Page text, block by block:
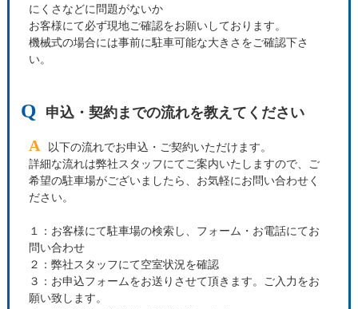
にくさなどに問題がないか
お客様にて必ず現地ご確認をお願いしております。
機械式の場合には事前に駐車可能な大きさをご確認下さ
い。
Q 申込・契約までの流れを教えてください
A
以下の流れでお申込・ご契約いただけます。
詳細な流れは弊社スタッフにてご案内いたしますので、ご
希望の駐車場がございましたら、お気軽にお問い合わせく
ださい。
１：お客様にて駐車場の検索し、フォーム・お電話にてお
問い合わせ
２：弊社スタッフにて空室状況を確認
３：お申込フォームをお送りさせて頂きます。ご入力をお
願い致します。